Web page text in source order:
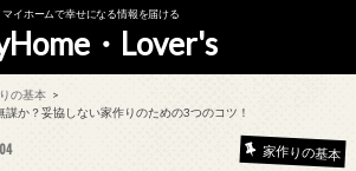
マイホームで幸せになる情報を届ける
・Lover's
の基本
か？妥協しない家作りのための3つのコツ！
家作りの基本